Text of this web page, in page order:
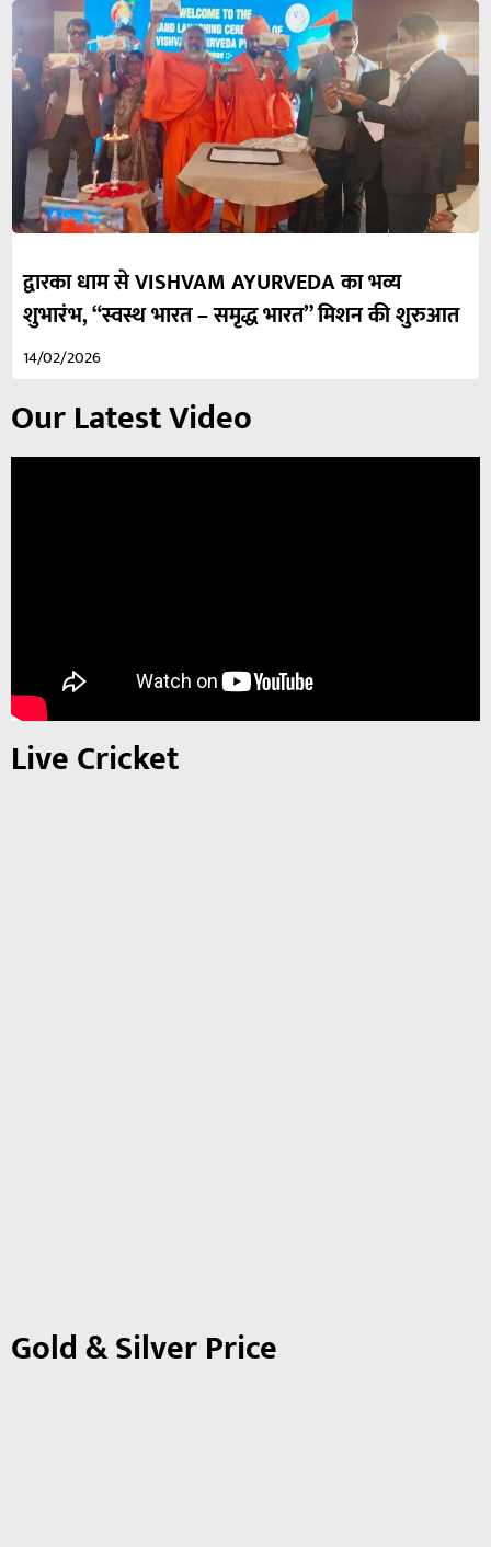
द्वारका धाम से VISHVAM AYURVEDA का भव्य
शुभारंभ, “स्वस्थ भारत – समृद्ध भारत” मिशन की शुरुआत
14/02/2026
Our Latest Video
Live Cricket
Gold & Silver Price